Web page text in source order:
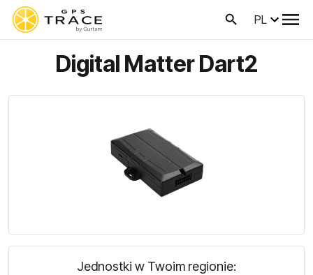
PL
Digital Matter Dart2
Jednostki w Twoim regionie: